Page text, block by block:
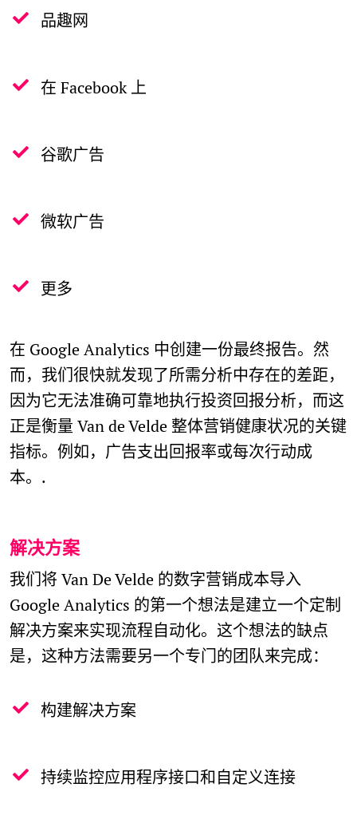
品趣网
在 Facebook 上
谷歌广告
微软广告
更多
在 Google Analytics 中创建一份最终报告。然
而，我们很快就发现了所需分析中存在的差距，
因为它无法准确可靠地执行投资回报分析，而这
正是衡量 Van de Velde 整体营销健康状况的关键
指标。例如，广告支出回报率或每次行动成
本。.
解决方案
我们将 Van De Velde 的数字营销成本导入
Google Analytics 的第一个想法是建立一个定制
解决方案来实现流程自动化。这个想法的缺点
是，这种方法需要另一个专门的团队来完成：
构建解决方案
持续监控应用程序接口和自定义连接